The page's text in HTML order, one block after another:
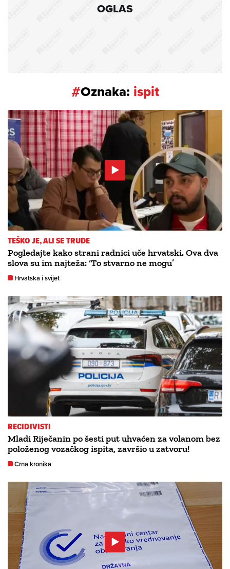
OGLAS
#Oznaka: ispit
TEŠKO JE, ALI SE TRUDE
Pogledajte kako strani radnici uče hrvatski. Ova dva
slova su im najteža: ‘To stvarno ne mogu’
Hrvatska i svijet
RECIDIVISTI
Mladi Riječanin po šesti put uhvaćen za volanom bez
položenog vozačkog ispita, završio u zatvoru!
Crna kronika